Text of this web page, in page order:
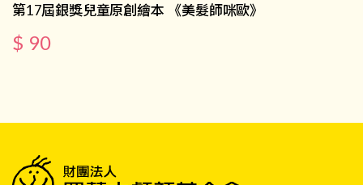
第17屆銀獎兒童原創繪本 《美髮師咪歐》
$ 90